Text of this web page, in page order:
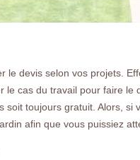
devis selon vos projets.
le cas du travail pour faire
toujours gratuit. Alors, si
afin que vous puissiez